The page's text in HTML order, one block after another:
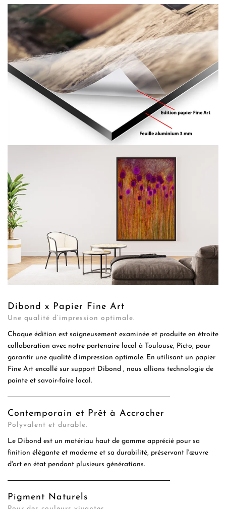
Dibond x Papier Fine Art
Une qualité d’impression optimale.
Chaque édition est soigneusement examinée et produite en étroite
collaboration avec notre partenaire local à Toulouse, Picto, pour
garantir une qualité d’impression optimale. En utilisant un papier
Fine Art encollé sur support Dibond , nous allions technologie de
pointe et savoir-faire local.
Contemporain et Prêt à Accrocher
Polyvalent et durable.
Le Dibond est un matériau haut de gamme apprécié pour sa
finition élégante et moderne et sa durabilité, préservant l'œuvre
d'art en état pendant plusieurs générations.
Pigment Naturels